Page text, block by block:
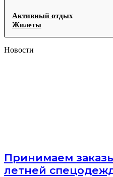
Активный отдых
Жилеты
Новости
Принимаем
летней